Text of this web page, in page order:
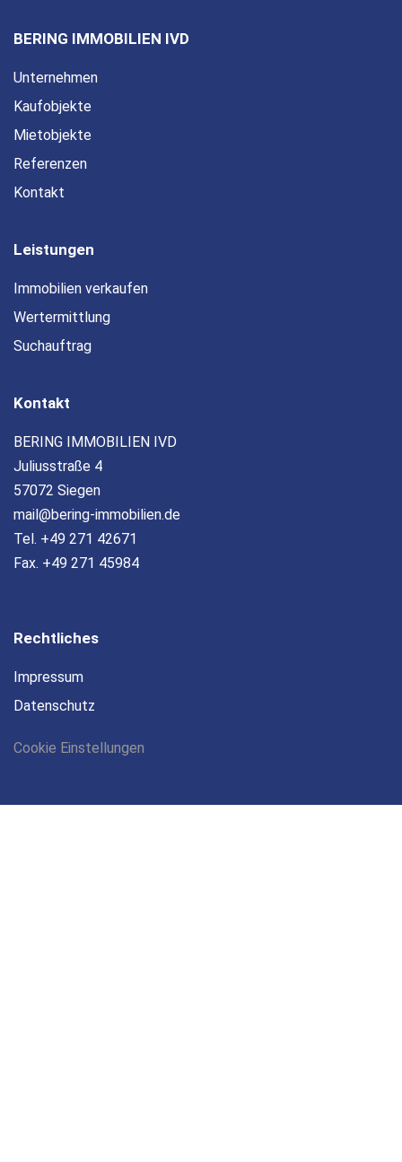
BERING IMMOBILIEN IVD
Unternehmen
Kaufobjekte
Mietobjekte
Referenzen
Kontakt
Leistungen
Immobilien verkaufen
Wertermittlung
Suchauftrag
Kontakt
BERING IMMOBILIEN IVD
Juliusstraße 4
57072 Siegen
mail@bering-immobilien.de
Tel. +49 271 42671
Fax. +49 271 45984
Rechtliches
Impressum
Datenschutz
Cookie Einstellungen